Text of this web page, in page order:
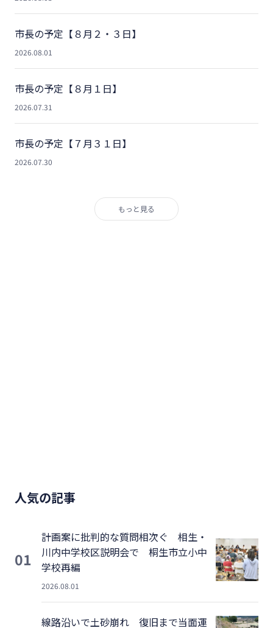
市長の予定【８月２・３日】
2026.08.01
市長の予定【８月１日】
2026.07.31
市長の予定【７月３１日】
2026.07.30
もっと見る
人気の記事
01
計画案に批判的な質問相次ぐ 相生・
川内中学校区説明会で 桐生市立小中
学校再編
2026.08.01
線路沿いで土砂崩れ 復旧まで当面運